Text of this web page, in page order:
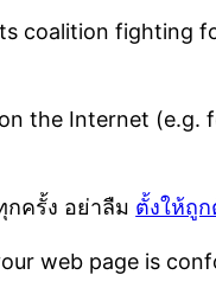
coalition fighting
the Internet (e.g.
กครั้ง อย่าลืม ตั้งให้ถูก
web page is